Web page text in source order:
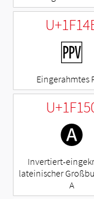
🅎
Eingerahmtes
🅐
Invertiert-
lateinischer
A